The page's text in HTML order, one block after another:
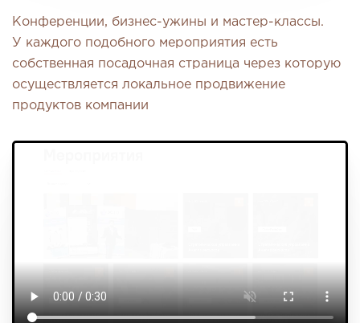
Конференции, бизнес-ужины и мастер-классы.
У каждого подобного мероприятия есть
собственная посадочная страница через которую
осуществляется локальное продвижение
продуктов компании